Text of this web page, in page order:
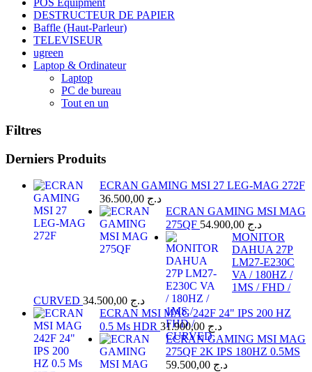
POS Equipment
DESTRUCTEUR DE PAPIER
Baffle (Haut-Parleur)
TELEVISEUR
ugreen
Laptop & Ordinateur
Laptop
PC de bureau
Tout en un
Filtres
Derniers Produits
ECRAN GAMING MSI 27 LEG-MAG 272F
د.ج
ECRAN GAMING MSI MAG
275QF
د.ج
MONITOR
DAHUA 27P
LM27-E230C
VA / 180HZ /
1MS / FHD /
CURVED
د.ج
ECRAN MSI MAG 242F 24" IPS 200 HZ
0.5 Ms HDR
د.ج
ECRAN GAMING MSI MAG
275QF 2K IPS 180HZ 0.5MS
د.ج